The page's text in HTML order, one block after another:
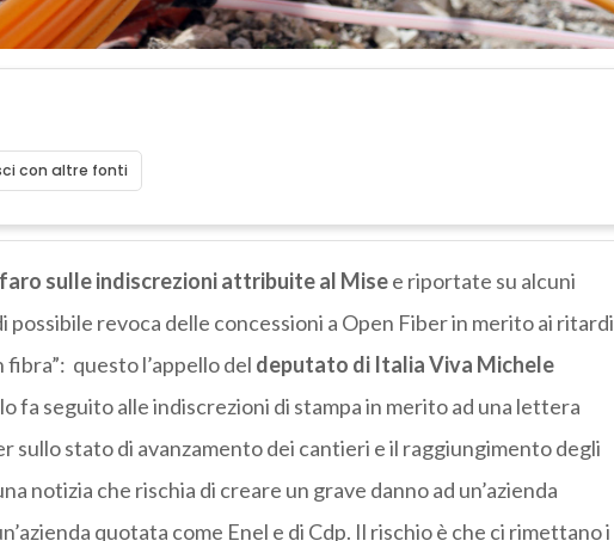
con altre fonti
faro sulle indiscrezioni attribuite al Misee riportate su alcuni
possibile revoca delle concessioni a Open Fiber in merito ai ritardi
questo l’appello del deputato di Italia Viva Michele
fa seguito alle indiscrezioni di stampa in merito ad una lettera
sullo stato di avanzamento dei cantieri e il raggiungimento degli
notizia che rischia di creare un grave danno ad un’azienda
quotata come Enel e di Cdp. Il rischio è che ci rimettano i